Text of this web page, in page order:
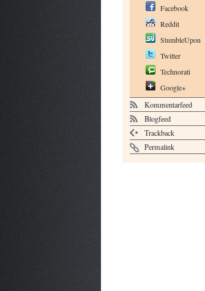
Facebook
Reddit
StumbleUpon
Twitter
Technorati
Google+
Kommentarfeed
Blogfeed
Trackback
Permalink